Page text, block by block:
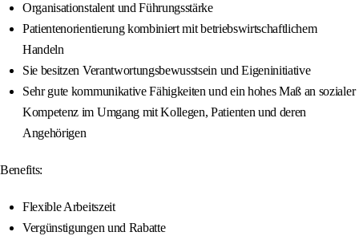
Organisationstalent und Führungsstärke
Patientenorientierung kombiniert mit betriebswirtschaftlichem
Handeln
Sie besitzen Verantwortungsbewusstsein und Eigeninitiative
Sehr gute kommunikative Fähigkeiten und ein hohes Maß an sozialer
Kompetenz im Umgang mit Kollegen, Patienten und deren
Angehörigen
Benefits:
Flexible Arbeitszeit
Vergünstigungen und Rabatte